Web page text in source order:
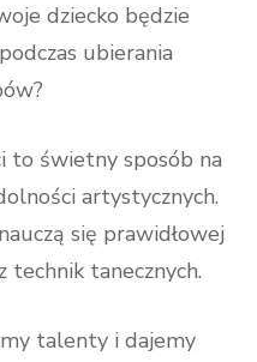
dziecko będzie
ubierania
to świetny sposób na
artystycznych.
się prawidłowej
technik tanecznych.
talenty i dajemy